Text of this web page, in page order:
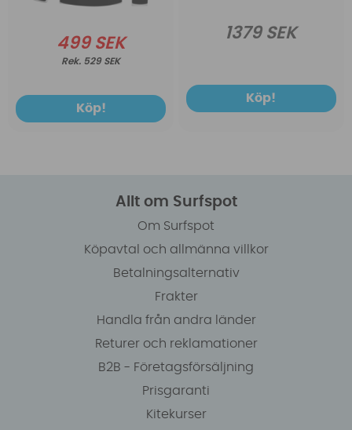
499 SEK
529 SEK
Köp!
1379 SEK
Köp!
Allt om Surfspot
Om Surfspot
Köpavtal och allmänna villkor
Betalningsalternativ
Frakter
Handla från andra länder
Returer och reklamationer
B2B - Företagsförsäljning
Prisgaranti
Kitekurser